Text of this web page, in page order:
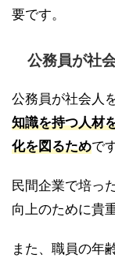
要です。
公務員が社
公務員が社会人
知識を持つ人材
化を図るためで
民間企業で培っ
向上のために貴
また、職員の年